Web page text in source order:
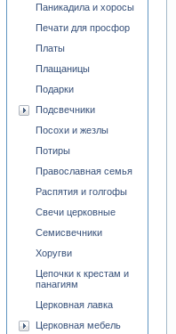
Паникадила и хоросы
Печати для просфор
Платы
Плащаницы
Подарки
Подсвечники
Посохи и жезлы
Потиры
Православная семья
Распятия и голгофы
Свечи церковные
Семисвечники
Хоругви
Цепочки к крестам и
панагиям
Церковная лавка
Церковная мебель